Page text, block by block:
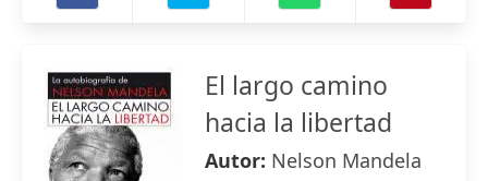
El largo camino
hacia la libertad
Autor: Nelson Mandela